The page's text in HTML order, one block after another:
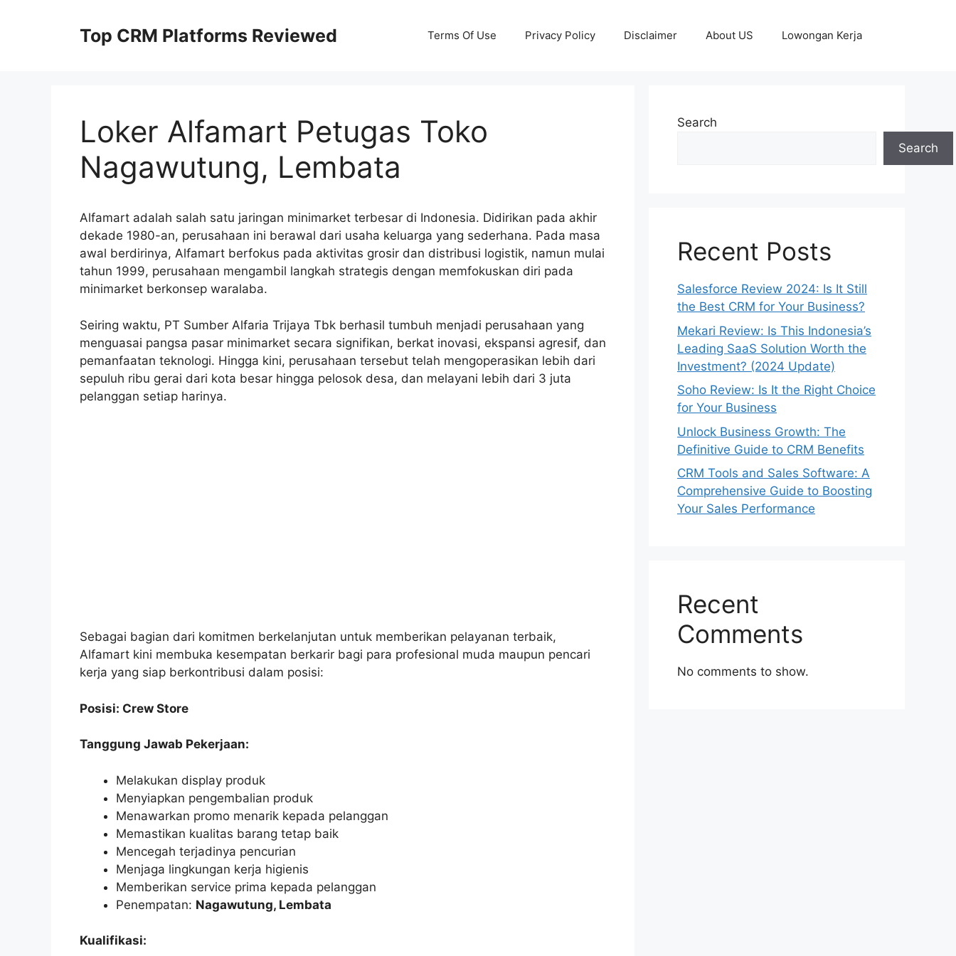
Top CRM Platforms Reviewed Terms Of Use Privacy Policy Disclaimer About US Lowongan Kerja
Loker Alfamart Petugas Toko
Nagawutung, Lembata
Alfamart adalah salah satu jaringan minimarket terbesar di Indonesia. Didirikan pada akhir
dekade 1980-an, perusahaan ini berawal dari usaha keluarga yang sederhana. Pada masa
awal berdirinya, Alfamart berfokus pada aktivitas grosir dan distribusi logistik, namun mulai
tahun 1999, perusahaan mengambil langkah strategis dengan memfokuskan diri pada
minimarket berkonsep waralaba.
Seiring waktu, PT Sumber Alfaria Trijaya Tbk berhasil tumbuh menjadi perusahaan yang
menguasai pangsa pasar minimarket secara signifikan, berkat inovasi, ekspansi agresif, dan
pemanfaatan teknologi. Hingga kini, perusahaan tersebut telah mengoperasikan lebih dari
sepuluh ribu gerai dari kota besar hingga pelosok desa, dan melayani lebih dari 3 juta
pelanggan setiap harinya.
Sebagai bagian dari komitmen berkelanjutan untuk memberikan pelayanan terbaik,
Alfamart kini membuka kesempatan berkarir bagi para profesional muda maupun pencari
kerja yang siap berkontribusi dalam posisi:
Posisi: Crew Store
Tanggung Jawab Pekerjaan:
Melakukan display produk
Menyiapkan pengembalian produk
Menawarkan promo menarik kepada pelanggan
Memastikan kualitas barang tetap baik
Mencegah terjadinya pencurian
Menjaga lingkungan kerja higienis
Memberikan service prima kepada pelanggan
Penempatan: Nagawutung, Lembata
Kualifikasi:
Search
Search
Recent Posts
Salesforce Review 2024: Is It Still
the Best CRM for Your Business?
Mekari Review: Is This Indonesia’s
Leading SaaS Solution Worth the
Investment? (2024 Update)
Soho Review: Is It the Right Choice
for Your Business
Unlock Business Growth: The
Definitive Guide to CRM Benefits
CRM Tools and Sales Software: A
Comprehensive Guide to Boosting
Your Sales Performance
Recent
Comments
No comments to show.